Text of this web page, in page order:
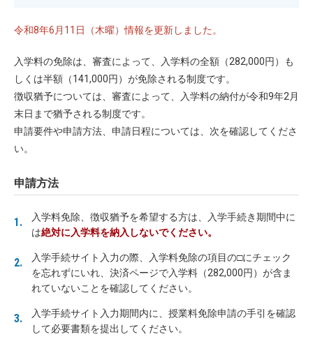
令和8年6月11日（木曜）情報を更新しました。
入学料の免除は、審査によって、入学料の全額（282,000円）も
しくは半額（141,000円）が免除される制度です。
徴収猶予については、審査によって、入学料の納付が令和9年2月
末日まで猶予される制度です。
申請要件や申請方法、申請日程については、次を確認してくださ
い。
申請方法
入学料免除、徴収猶予を希望する方は、入学手続き期間中に
は絶対に入学料を納入しないでください。
入学手続サイト入力の際、入学料免除の項目の□にチェック
を忘れずにいれ、決済ページで入学料（282,000円）が含ま
れていないことを確認してください。
入学手続サイト入力期間内に、授業料免除申請の手引を確認
して必要書類を提出してください。